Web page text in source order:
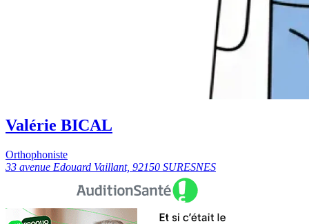
Valérie BICAL
Orthophoniste
33 avenue Edouard Vaillant, 92150 SURESNES